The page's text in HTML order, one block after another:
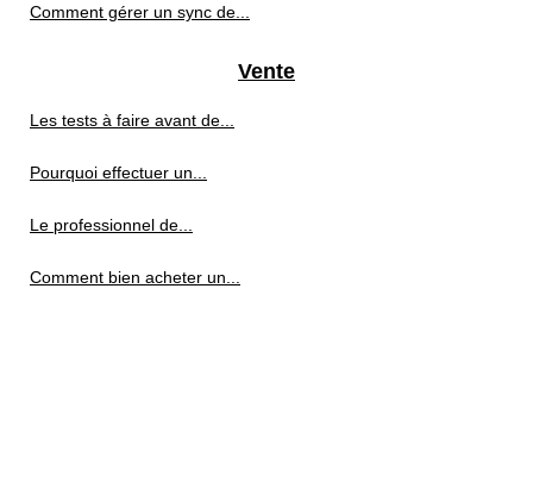
Comment gérer un sync de...
Vente
Les tests à faire avant de...
Pourquoi effectuer un...
Le professionnel de...
Comment bien acheter un...